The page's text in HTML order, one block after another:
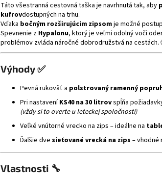
Táto všestranná cestovná taška je navrhnutá tak, aby
kufrovdostupných na trhu.
Vďaka bočným rozširujúcim zipsomje možné
Spevnenie z Hypalonu, ktorý je veľmi odolný voči
problémov zvláda náročné dobrodružstvá na cestách.
Výhody ✅
Pevná rukoväť a polstrovaný ramenný
Pri nastaveníKS40 na 30 litrovspĺňa
(vždy si to overte u leteckej spoločnosti)
Veľké vnútorné vrecko na zips – ideálne na
Ďalšie dve sieťované vrecká na zips – vhodné
Vlastnosti 🔧